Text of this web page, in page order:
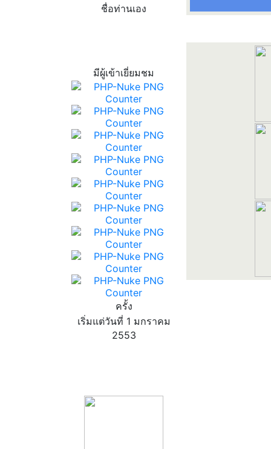
ชื่อท่านเอง
มีผู้เข้าเยี่ยมชม
ครั้ง
เริ่มแต่วันที่ 1 มกราคม
2553